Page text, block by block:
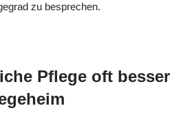
zu besprechen.
Pflege oft besser